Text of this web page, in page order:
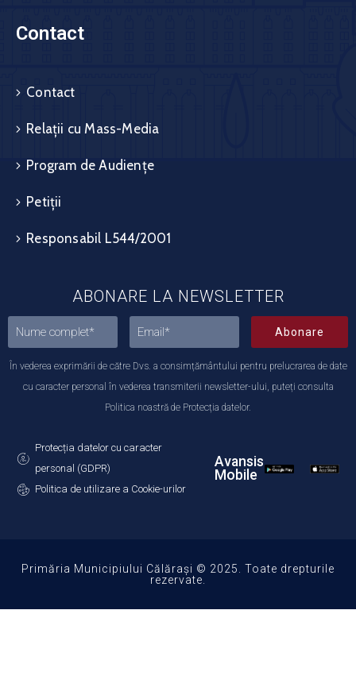
Contact
Contact
Relații cu Mass-Media
Program de Audiențe
Petiții
Responsabil L544/2001
ABONARE LA NEWSLETTER
Abonare
În vederea exprimării de către Dvs. a consimțământului pentru prelucrarea de date
cu caracter personal în vederea transmiterii newsletter-ului, puteți consulta
Politica noastră de Protecția datelor.
Protecția datelor cu caracter
personal (GDPR)
Politica de utilizare a Cookie-urilor
Avansis
Mobile
Primăria Municipiului Călărași © 2025. Toate drepturile
rezervate.